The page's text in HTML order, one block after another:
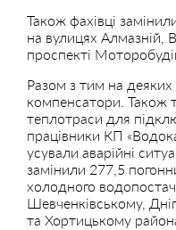
Також фахівці
на вулицях Алмазній,
проспекті
Разом з тим на деяких
компенсатори. Також
теплотраси для
працівники КП
усували аварійні
замінили 277,5
холодного
Шевченківському,
та Хортицькому